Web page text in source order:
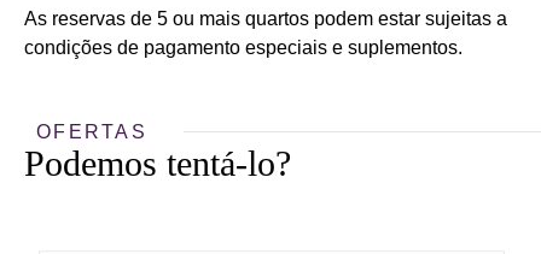
As reservas de 5 ou mais quartos podem estar sujeitas a
condições de pagamento especiais e suplementos.
OFERTAS
Podemos tentá-lo?